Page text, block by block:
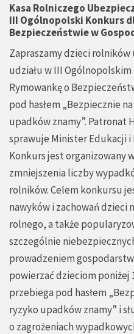
Kasa Rolniczego
III Ogólnopolski Konkurs
Bezpieczeństwie w
Zapraszamy dzieci rolników
udziału w III
Rymowankę o
pod hasłem „Bezpiecznie
upadków znamy”. Patronat
sprawuje Minister Edukacji i
Konkurs jest organizowany
zmniejszenia liczby
rolników. Celem konkursu
nawyków i zachowań dzieci
rolnego, a także
szczególnie
prowadzeniem
powierzać dzieciom poniżej
przebiega pod hasłem
ryzyko upadków znamy” i
o zagrożeniach